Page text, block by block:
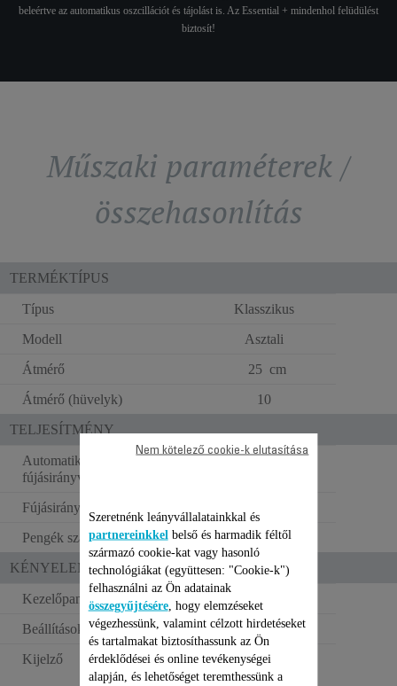
beleértve az automatikus oszcillációt és tájolást is. Az Essential + mindenhol felüdülést
biztosít!
Műszaki paraméterek /
összehasonlítás
TERMÉKTÍPUS
Típus
Klasszikus
Modell
Asztali
Átmérő
25 cm
Átmérő (hüvelyk)
10
TELJESÍTMÉNY
Automatikus
fújásirányváltás
Fújásirány
Pengék száma
3
KÉNYELEM A HASZNÁLATBAN
Kezelőpanel
Mechanikus
Beállítások száma
2
Kijelző
NEM
Szeretnénk leányvállalatainkkal és
partnereinkkel belső és harmadik féltől
származó cookie-kat vagy hasonló
technológiákat (együttesen: "Cookie-k")
felhasználni az Ön adatainak
összegyűjtésére, hogy elemzéseket
végezhessünk, valamint célzott hirdetéseket
és tartalmakat biztosíthassunk az Ön
érdeklődései és online tevékenységei
alapján, és lehetőséget teremthessünk a
Nem kötelező cookie-k elutasítása